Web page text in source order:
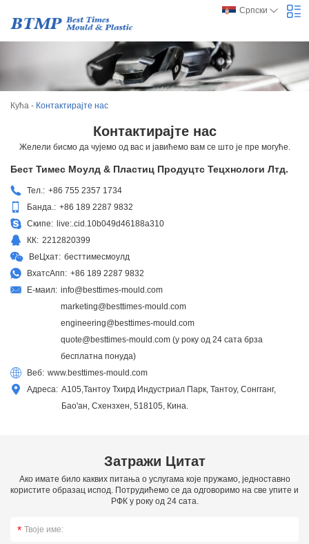
Српски
Кућа - Контактирајте нас
Контактирајте нас
Желели бисмо да чујемо од вас и јавићемо вам се што је пре могуће.
Бест Тимес Моулд & Пластиц Продуцтс Тецхнологи Лтд.
Тел.: +86 755 2357 1734
Банда.: +86 189 2287 9832
Скипе: live:.cid.10b049d46188a310
КК: 2212820399
ВеЦхат: бесттимесмоулд
ВхатсАпп: +86 189 2287 9832
Е-маил: info@besttimes-mould.com
marketing@besttimes-mould.com
engineering@besttimes-mould.com
quote@besttimes-mould.com (у року од 24 сата брза
бесплатна понуда)
Веб: www.besttimes-mould.com
Адреса: А105,Тантоу Тхирд Индустриал Парк, Тантоу, Сонгганг,
Бао'ан, Схензхен, 518105, Кина.
Затражи Цитат
Ако имате било каквих питања о услугама које пружамо, једноставно
користите образац испод. Потрудићемо се да одговоримо на све упите и
РФК у року од 24 сата.